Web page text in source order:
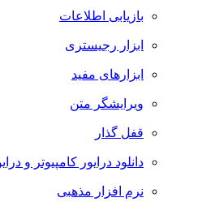
بازیابی اطلاعات
ابزار رجیستری
ابزارهای مفید
ویرایشگر متن
قفل گذار
دانلود درایور کامپیوتر و
نرم افزار مذهبی